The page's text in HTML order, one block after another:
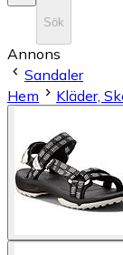
Sök
Annons
Sandaler
Hem
Kläder,